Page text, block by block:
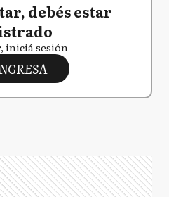
debés estar
iniciá sesión